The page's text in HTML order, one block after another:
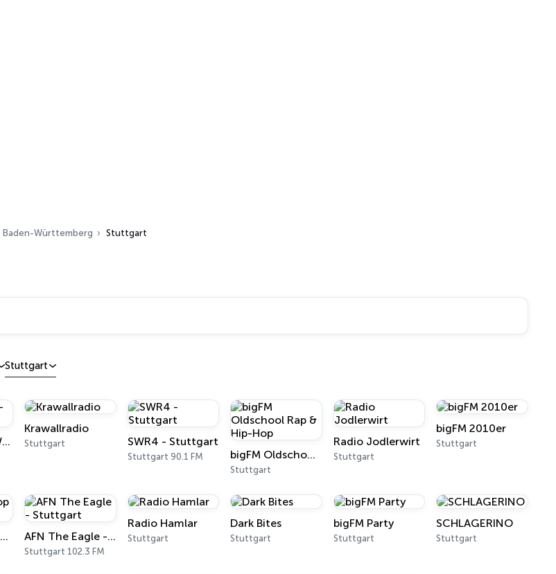
Baden-Württemberg Stuttgart
Stuttgart
SWR1 Baden-Württemberg
Krawallradio
Stuttgart SWR4 - Stuttgart
Stuttgart 90.1 FM bigFM Oldschool Rap & Hip-Hop
Stuttgart
Radio Jodlerwirt
Stuttgart
bigFM 2010er
Stuttgart
bigFM Hip-Hop Radio AFN The Eagle - Stuttgart
Stuttgart 102.3 FM
Radio Hamlar
Stuttgart
Dark Bites
Stuttgart
bigFM Party
Stuttgart
SCHLAGERINO
Stuttgart